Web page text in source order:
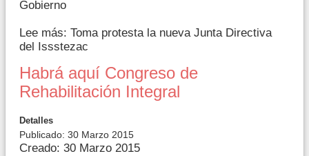
Gobierno
Lee más: Toma protesta la nueva Junta Directiva
del Issstezac
Habrá aquí Congreso de
Rehabilitación Integral
Detalles
Publicado: 30 Marzo 2015
Creado: 30 Marzo 2015